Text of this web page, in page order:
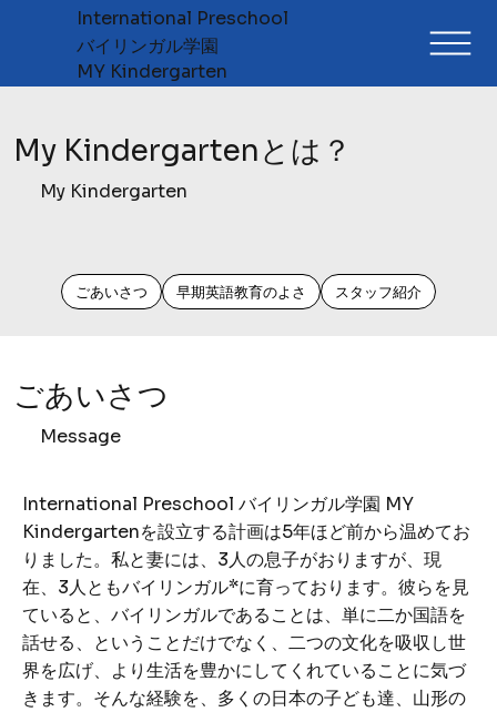
International Preschool
​バイリンガル学園
MY Kindergarten
International Preschool バイリンガル学園 MY
Kindergartenを設立する計画は5年ほど前から温めてお
りました。私と妻には、3人の息子がおりますが、現
在、3人ともバイリンガル*に育っております。彼らを見
ていると、バイリンガルであることは、単に二か国語を
話せる、ということだけでなく、二つの文化を吸収し世
界を広げ、より生活を豊かにしてくれていることに気づ
きます。そんな経験を、多くの日本の子ども達、山形の
ごあいさつ
Message
ごあいさつ 早期英語教育のよさ スタッフ紹介
My Kindergartenとは？
My Kindergarten